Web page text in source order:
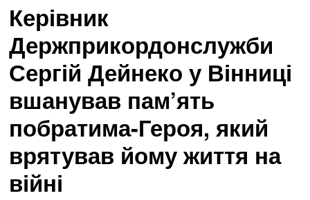
Керівник
Держприкордонслужби
Сергій Дейнеко у Вінниці
вшанував пам’ять
побратима-Героя, який
врятував йому життя на
війні